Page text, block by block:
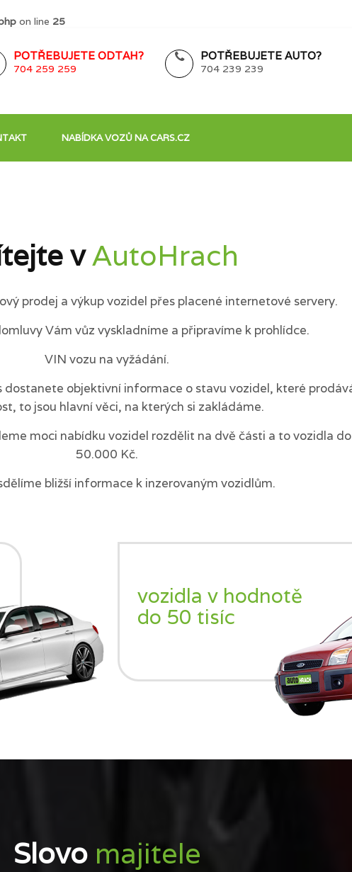
on line 25
POTŘEBUJETE ODTAH?
704 259 259
POTŘEBUJETE AUTO?
704 239 239
NABÍDKA VOZŮ NA CARS.CZ
vAutoHrach
prodej a výkup vozidel přes placené internetové servery.
Vám vůz vyskladníme a připravíme k prohlídce.
VIN vozu na vyžádání.
objektivní informace o stavu vozidel, které
to jsou hlavní věci, na kterých si zakládáme.
moci nabídku vozidel rozdělit na dvě části a to vozidla
50.000 Kč.
bližší informace k inzerovaným vozidlům.
vozidla v hodnotě
do 50 tisíc
Slovo majitele